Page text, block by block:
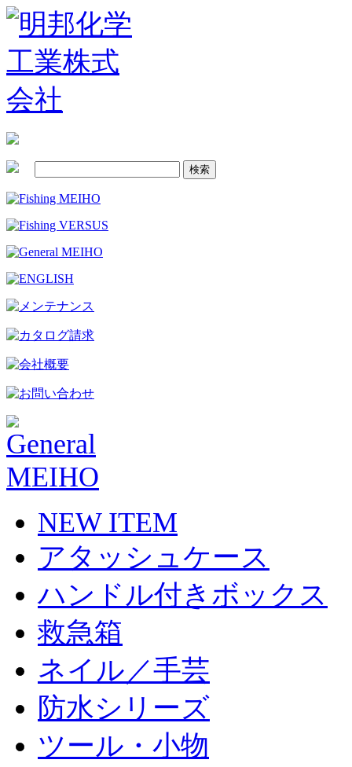
NEW ITEM
アタッシュケース
ハンドル付きボックス
救急箱
ネイル／手芸
防水シリーズ
ツール・小物